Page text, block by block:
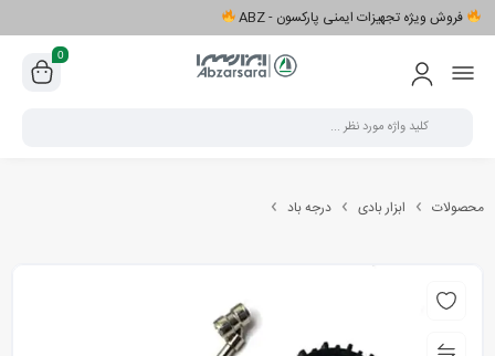
فروش ویژه تجهیزات ایمنی پارکسون - ABZ
0
محصولات ابزار بادی درجه باد